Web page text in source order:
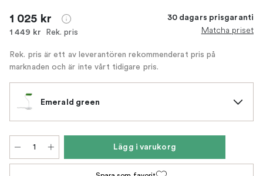
1 025 kr
1 449 kr Rek. pris
30 dagars prisgaranti
Matcha priset
Rek. pris är ett av leverantören rekommenderat pris på
marknaden och är inte vårt tidigare pris.
Emerald green
Lägg i varukorg